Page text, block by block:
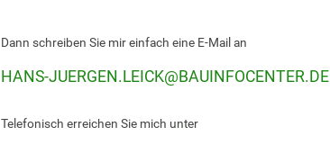
Dann schreiben Sie mir einfach eine E-Mail an
HANS-JUERGEN.LEICK@BAUINFOCENTER.DE
Telefonisch erreichen Sie mich unter